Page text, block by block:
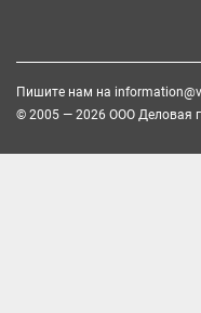
Пишите нам на
© 2005 — 2026 ООО Деловая